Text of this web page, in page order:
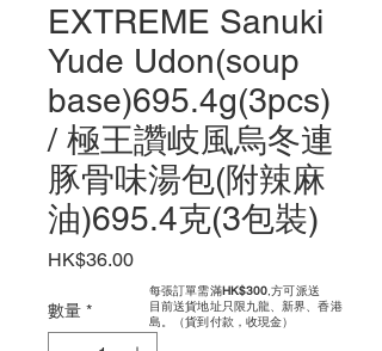
EXTREME Sanuki
Yude Udon(soup
base)695.4g(3pcs)
/ 極王讚岐風烏冬連
豚骨味湯包(附辣麻
油)695.4克(3包裝)
HK$36.00價
格
數量 *
每張訂單需滿HK$300,方可派送
​目前送貨地址只限九龍、新界、香港
島。（貨到付款，收現金）